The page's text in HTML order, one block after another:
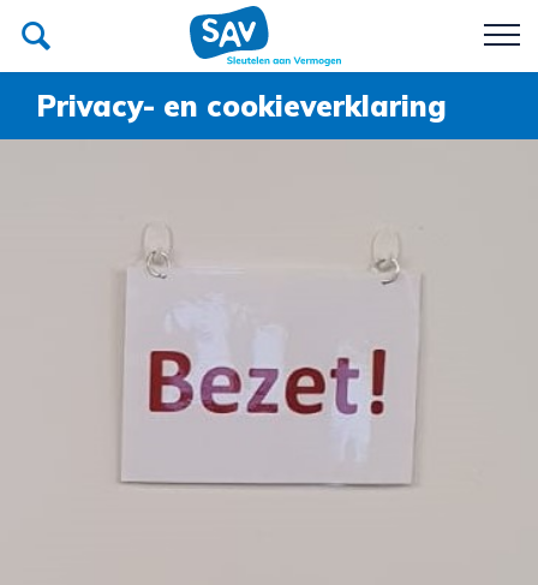
Werken bij SAV
Donateurs van SAV
Afspraak maken?
Privacy- en cookieverklaring